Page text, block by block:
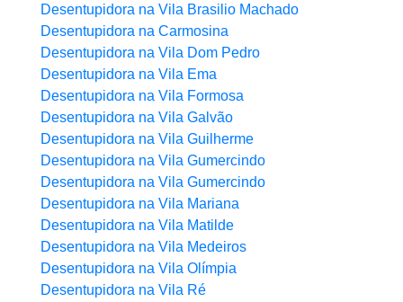
Desentupidora na Vila Brasilio Machado
Desentupidora na Carmosina
Desentupidora na Vila Dom Pedro
Desentupidora na Vila Ema
Desentupidora na Vila Formosa
Desentupidora na Vila Galvão
Desentupidora na Vila Guilherme
Desentupidora na Vila Gumercindo
Desentupidora na Vila Gumercindo
Desentupidora na Vila Mariana
Desentupidora na Vila Matilde
Desentupidora na Vila Medeiros
Desentupidora na Vila Olímpia
Desentupidora na Vila Ré